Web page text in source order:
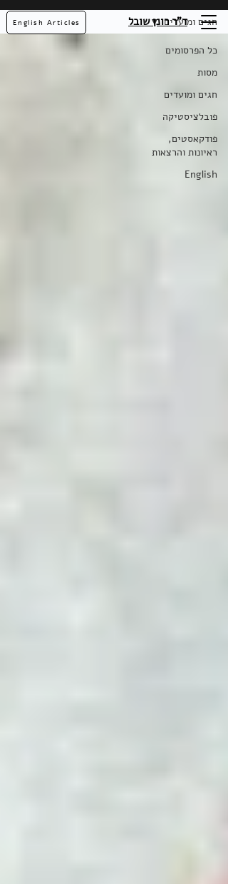
ד"ר רונן שובל English Articles
כל הפרסומים
מסות
חגים ומועדים
פובלציסטיקה
פודקאסטים,
ראיונות והרצאות
English
חגים ומועדים